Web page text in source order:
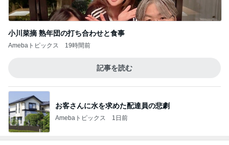
小川菜摘 熟年団の打ち合わせと食事
Amebaトピックス 19時間前
記事を読む
お客さんに水を求めた配達員の悲劇
Amebaトピックス 1日前